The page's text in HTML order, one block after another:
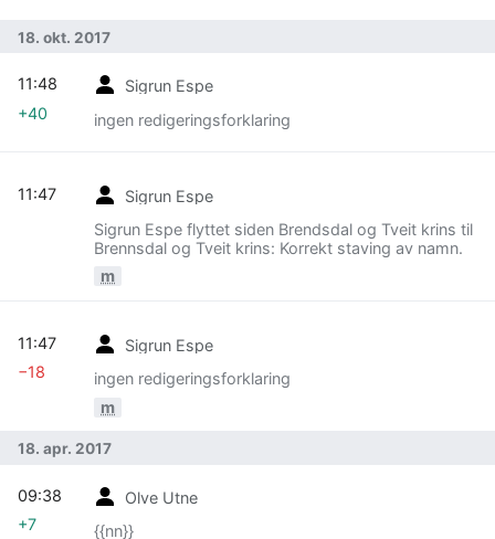
18. okt. 2017
Sigrun Espe
ingen redigeringsforklaring
11:48
+40
Sigrun Espe
Sigrun Espe flyttet siden Brendsdal og Tveit krins til
Brennsdal og Tveit krins: Korrekt staving av namn.
m
11:47
Sigrun Espe
ingen redigeringsforklaring
m
11:47
−18
18. apr. 2017
Olve Utne
{{nn}}
09:38
+7